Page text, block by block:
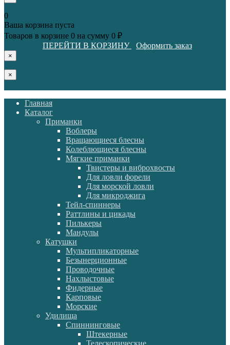
0
Ваша корзина пуста
Товаров в корзине 0 на сумму 0 ₽
ПЕРЕЙТИ В КОРЗИНУ
Оформить заказ
×
×
Главная
Каталог
Приманки
Воблеры
Вращающиеся блесны
Колеблющиеся блесны
Мягкие приманки
Твистеры и виброхвосты
Для ловли форели
Для морской ловли
Для микроджига
Тейл-спиннеры
Раттлины и цикады
Пилькеры
Мандулы
Катушки
Мультипликаторные
Безынерционные
Проводочные
Нахлыстовые
Фидерные
Карповые
Морские
Удилища
Спиннинговые
Штекерные
Телескопические